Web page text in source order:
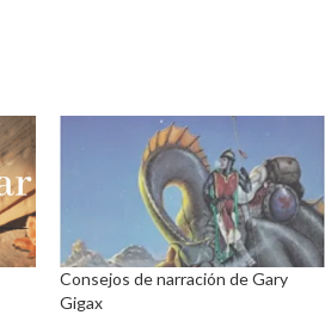
Consejos de narración de Gary
Gigax